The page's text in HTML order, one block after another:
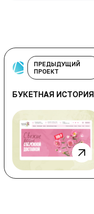
ПРЕДЫДУЩИЙ
ПРОЕКТ
БУКЕТНАЯ ИСТОРИЯ